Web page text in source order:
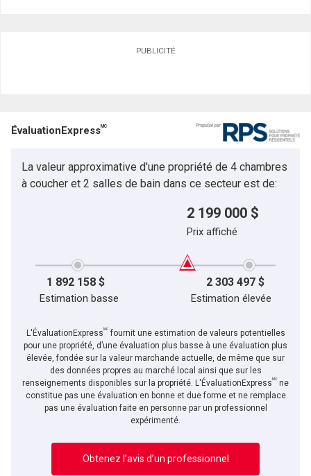
PUBLICITÉ
ÉvaluationExpressMC
La valeur approximative d'une propriété de 4 chambres
à coucher et 2 salles de bain dans ce secteur est de:
2 199 000 $
Prix affiché
1 892 158 $ 2 303 497 $
Estimation basse Estimation élevée
L'ÉvaluationExpressMCfournit une estimation de valeurs potentielles
pour une propriété, d’une évaluation plus basse à une évaluation plus
élevée, fondée sur la valeur marchande actuelle, de même que sur
des données propres au marché local ainsi que sur les
renseignements disponibles sur la propriété. L'ÉvaluationExpressMC ne
constitue pas une évaluation en bonne et due forme et ne remplace
pas une évaluation faite en personne par un professionnel
expérimenté.
Obtenez l’avis d’un professionnel